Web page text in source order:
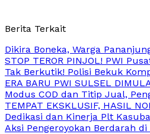
Berita Terkait
Dikira Boneka, Warga
STOP TEROR PINJOL! PWI
Tak Berkutik! Polisi Bekuk
ERA BARU PWI SULSEL
Modus COD dan Titip Jual,
TEMPAT EKSKLUSIF, HASIL
Dedikasi dan Kinerja Plt
Aksi Pengeroyokan Berdarah